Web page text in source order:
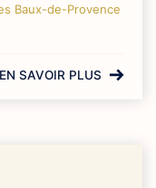
Baux-de-Provence
EN SAVOIR PLUS